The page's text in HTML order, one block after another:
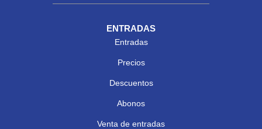
ENTRADAS
Entradas
Precios
Descuentos
Abonos
Venta de entradas